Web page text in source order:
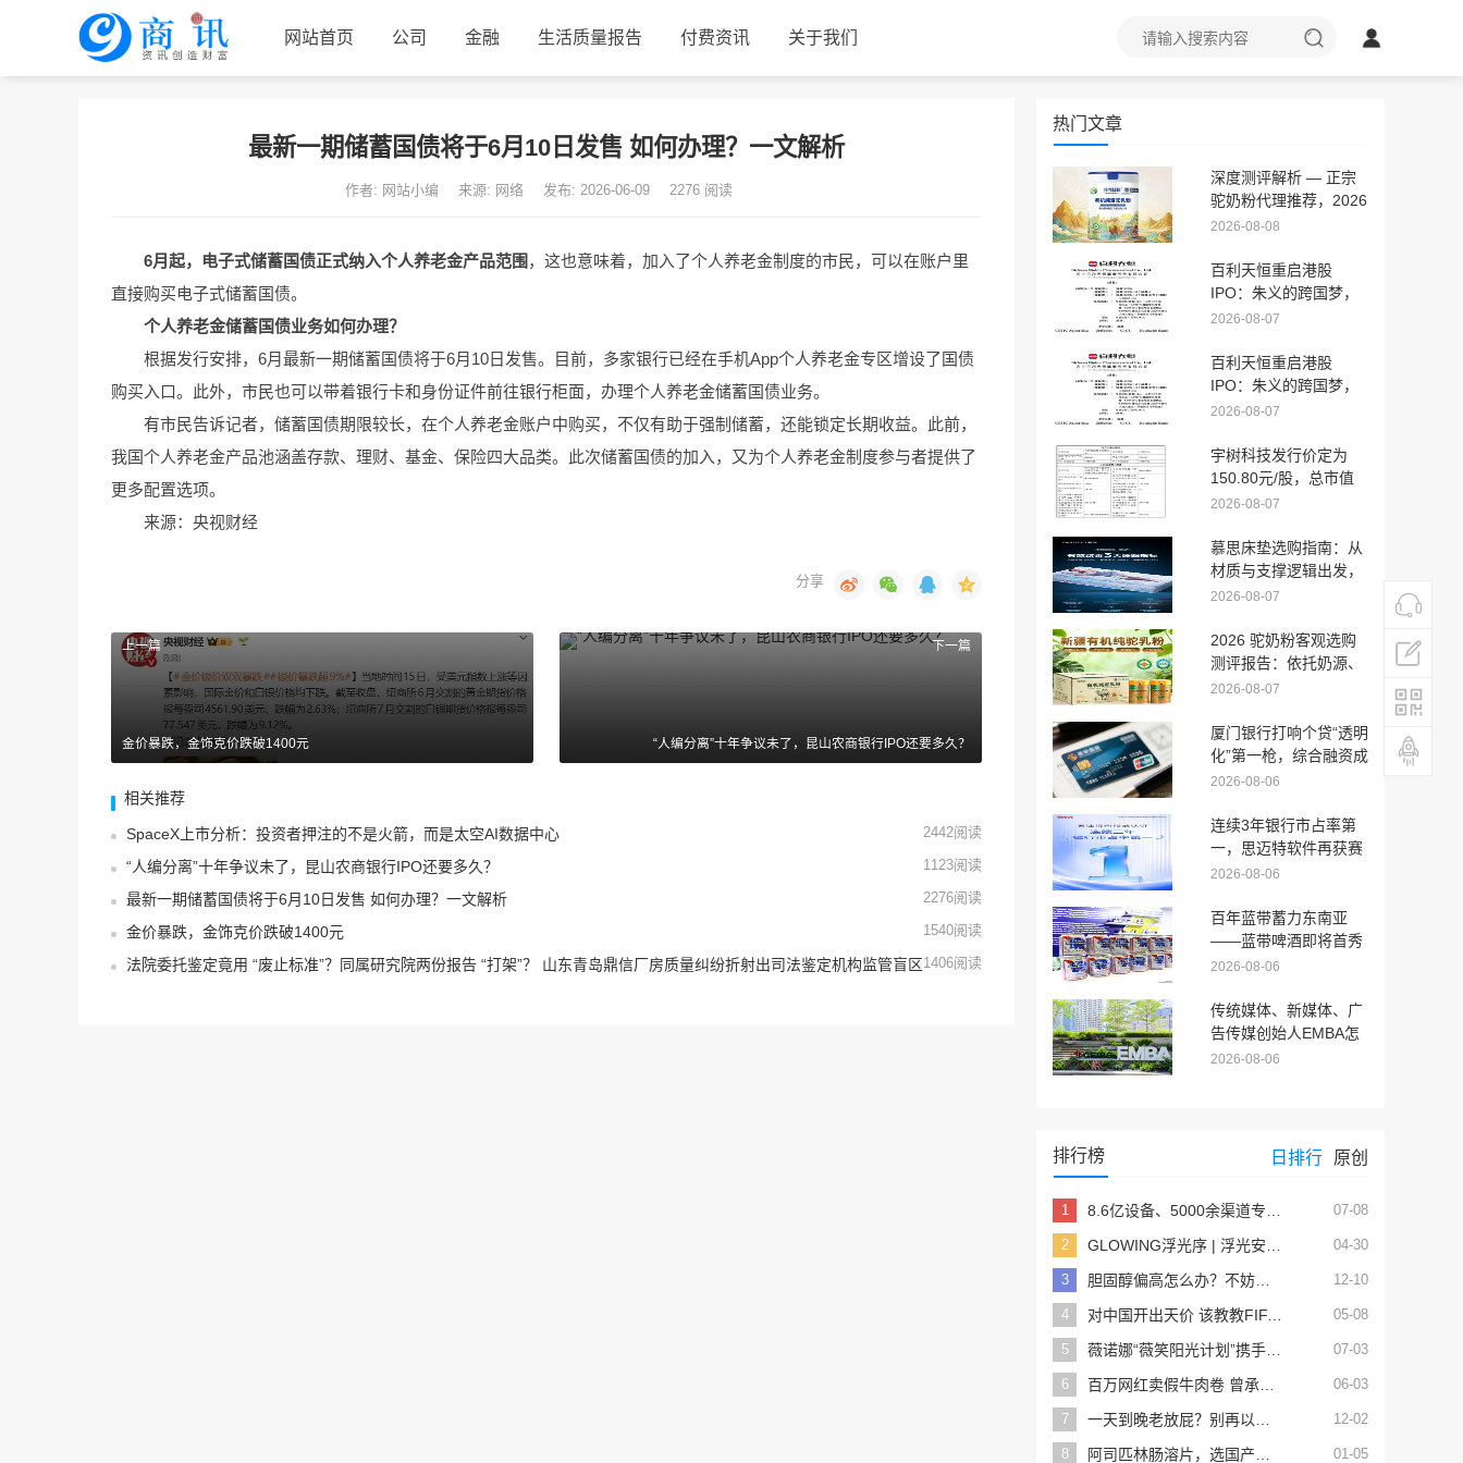
网站首页 公司 金融 生活质量报告 付费资讯 关于我们
最新一期储蓄国债将于6月10日发售 如何办理？一文解析
作者: 网站小编 来源: 网络 发布: 2026-06-09 2276 阅读
6月起，电子式储蓄国债正式纳入个人养老金产品范围 ，这也意味着，加入了个人养老金制度的市民，可以在账户里
直接购买电子式储蓄国债。
个人养老金储蓄国债业务如何办理？
根据发行安排，6月最新一期储蓄国债将于6月10日发售。目前，多家银行已经在手机App个人养老金专区增设了国债
购买入口。此外，市民也可以带着银行卡和身份证件前往银行柜面，办理个人养老金储蓄国债业务。
有市民告诉记者，储蓄国债期限较长，在个人养老金账户中购买，不仅有助于强制储蓄，还能锁定长期收益。此前，
我国个人养老金产品池涵盖存款、理财、基金、保险四大品类。此次储蓄国债的加入，又为个人养老金制度参与者提供了
更多配置选项。
来源：央视财经
上一篇
金价暴跌，金饰克价跌破1400元
下一篇
“人编分离”十年争议未了，昆山农商银行IPO还要多久？
相关推荐
SpaceX上市分析：投资者押注的不是火箭，而是太空AI数据中心 2442阅读
“人编分离”十年争议未了，昆山农商银行IPO还要多久？ 1123阅读
最新一期储蓄国债将于6月10日发售 如何办理？一文解析 2276阅读
金价暴跌，金饰克价跌破1400元 1540阅读
法院委托鉴定竟用 “废止标准”？同属研究院两份报告 “打架”？ 山东青岛鼎信厂房质量纠纷折射出司法鉴定机构监管盲区1406阅读
热门文章
深度测评解析 — 正宗
驼奶粉代理推荐，2026
十大排名榜单品牌大盘
2026-08-08
百利天恒重启港股
IPO：朱义的跨国梦，
终于要来了？
2026-08-07
百利天恒重启港股
IPO：朱义的跨国梦，
终于要来了？
2026-08-07
宇树科技发行价定为
150.80元/股，总市值
预估超600亿，
2026-08-07
慕思床垫选购指南：从
材质与支撑逻辑出发，
如何选择一张真正适合
2026-08-07
2026 驼奶粉客观选购
测评报告：依托奶源、
工艺、配料科学选品
2026-08-07
厦门银行打响个贷“透明
化”第一枪，综合融资成
本上限锁定24%
2026-08-06
连续3年银行市占率第
一，思迈特软件再获赛
迪权威认可
2026-08-06
百年蓝带蓄力东南亚
——蓝带啤酒即将首秀
越南国际食品饮料展，
2026-08-06
传统媒体、新媒体、广
告传媒创始人EMBA怎
么选？5大传媒适配院
2026-08-06
排行榜 日排行 原创
1 07-08
2 04-30
3 12-10
4 05-08
5 07-03
6 06-03
7 12-02
8 01-05